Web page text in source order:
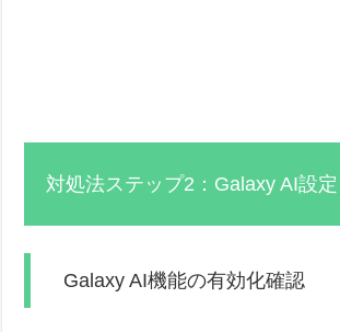
対処法ステップ2：Galaxy AI設
Galaxy AI機能の有効化確認